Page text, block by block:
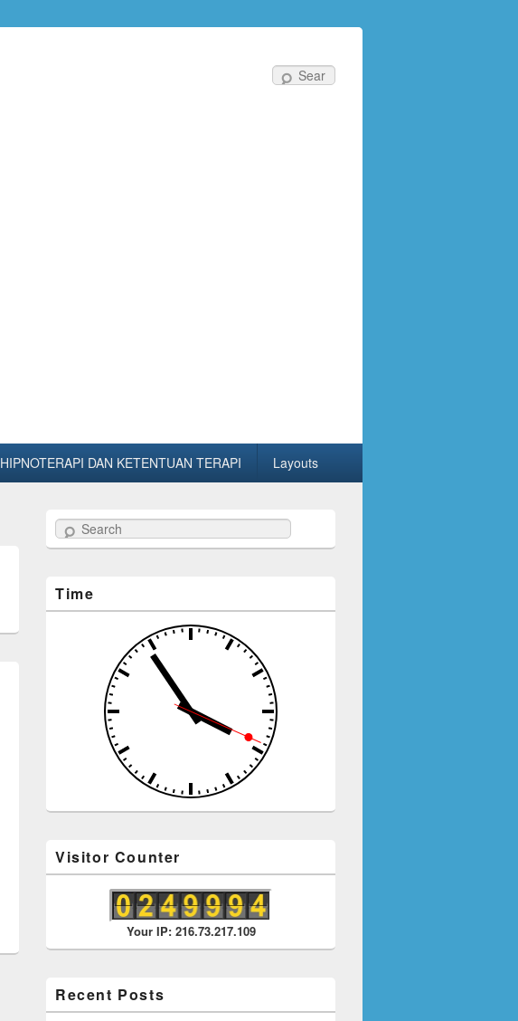
HIPNOTERAPI DAN KETENTUAN TERAPI Layouts
Search
Time
Visitor Counter
Your IP: 216.73.217.109
Recent Posts